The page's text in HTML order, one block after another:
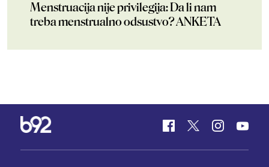
Menstruacija nije privilegija: Da li nam
treba menstrualno odsustvo? ANKETA